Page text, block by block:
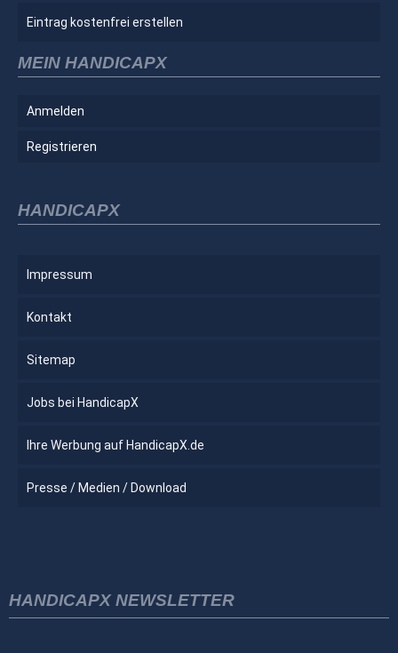
Eintrag kostenfrei erstellen
MEIN HANDICAPX
Anmelden
Registrieren
HANDICAPX
Impressum
Kontakt
Sitemap
Jobs bei HandicapX
Ihre Werbung auf HandicapX.de
Presse / Medien / Download
HANDICAPX NEWSLETTER